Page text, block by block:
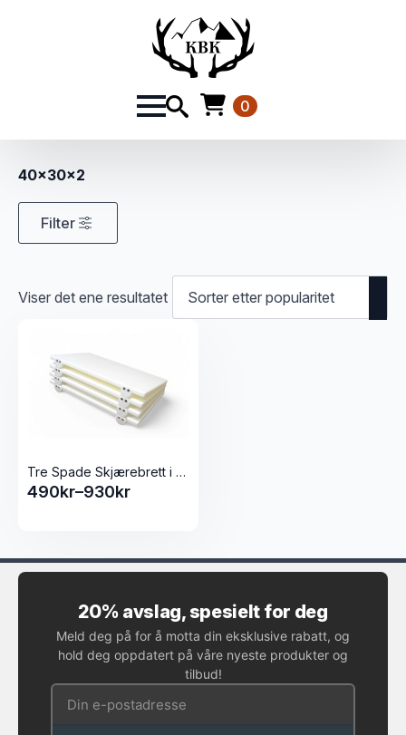
0
40x30x2
Filter
Viser det ene resultatet
Tre Spade Skjærebrett i polyeten
490kr–930kr
Prisområde:
930kr
20% avslag, spesielt for deg
Meld deg på for å motta din eksklusive rabatt, og
hold deg oppdatert på våre nyeste produkter og
tilbud!